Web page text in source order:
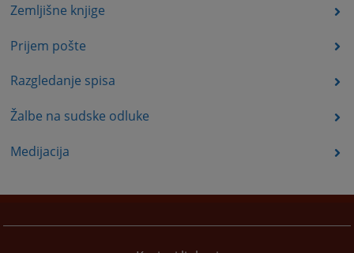
Zemljišne knjige
Prijem pošte
Razgledanje spisa
Žalbe na sudske odluke
Medijacija